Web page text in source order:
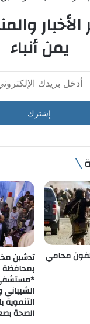
الأخبار
يمن أنباء
محامي تدشبن
بمحافظة
*مستشفى
الصحة